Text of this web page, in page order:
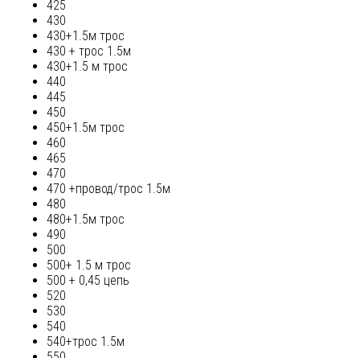
425
430
430+1.5м трос
430 + трос 1.5м
430+1.5 м трос
440
445
450
450+1.5м трос
460
465
470
470 +провод/трос 1.5м
480
480+1.5м трос
490
500
500+ 1.5 м трос
500 + 0,45 цепь
520
530
540
540+трос 1.5м